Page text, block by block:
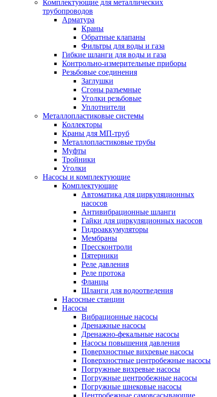
Комплектующие для металлических
трубопроводов
Арматура
Краны
Обратные клапаны
Фильтры для воды и газа
Гибкие шланги для воды и газа
Контрольно-измерительные приборы
Резьбовые соединения
Заглушки
Сгоны разъемные
Уголки резьбовые
Уплотнители
Металлопластиковые системы
Коллекторы
Краны для МП-труб
Металлопластиковые трубы
Муфты
Тройники
Уголки
Насосы и комплектующие
Комплектующие
Автоматика для циркуляционных
насосов
Антивибрационные шланги
Гайки для циркуляционных насосов
Гидроаккумуляторы
Мембраны
Прессконтроли
Пятерники
Реле давления
Реле протока
Фланцы
Шланги для водоотведения
Насосные станции
Насосы
Вибрационные насосы
Дренажные насосы
Дренажно-фекальные насосы
Насосы повышения давления
Поверхностные вихревые насосы
Поверхностные центробежные насосы
Погружные вихревые насосы
Погружные центробежные насосы
Погружные шнековые насосы
Центробежные самовсасывающие